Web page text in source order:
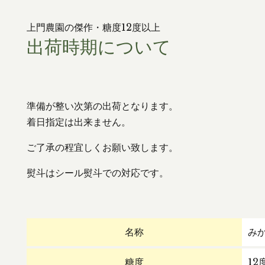
上門農園の傑作・糖度12度以上
出荷時期について
準備が整い次第の出荷となります。
着日指定は出来ません。
ご了承の程宜しくお願い致します。
熨斗はシール熨斗での対応です。
名称 み
糖度 12